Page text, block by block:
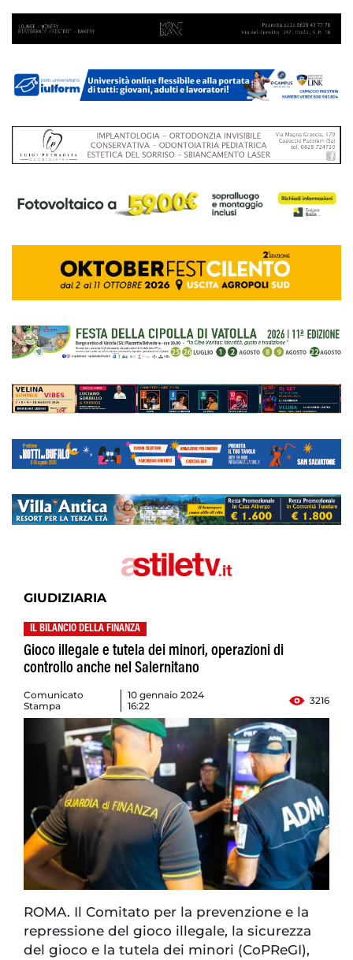
GIUDIZIARIA
IL BILANCIO DELLA FINANZA
Gioco illegale e tutela dei minori, operazioni di
controllo anche nel Salernitano
Comunicato
Stampa
10 gennaio 2024
16:22
3216
ROMA. Il Comitato per la prevenzione e la
repressione del gioco illegale, la sicurezza
del gioco e la tutela dei minori (CoPReGI),